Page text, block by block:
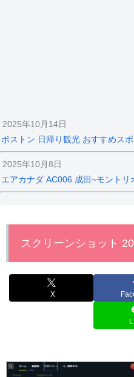
2025年10月14日
ボストン 日帰り観光 おすすめスポ
2025年10月8日
エアカナダ AC006 成田~モントリ
スクリーンショット
X